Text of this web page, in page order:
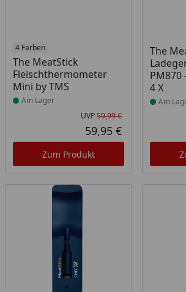
4 Farben
The MeatStick
Fleischthermometer
Mini by TMS
Produkt am Lager
Am Lager
UVP59,99 €
Aktueller Preis
59,95 €
Zum Produkt
The
PM870
4 X
Produkt
Am